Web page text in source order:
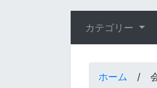
カテゴリー
ホーム /